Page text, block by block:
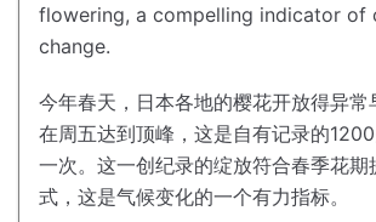
flowering, a compelling indicator of
change.
今年春天，日本各地的樱花开放得异常
在周五达到顶峰，这是自有记录的
一次。 这一创纪录的绽放符合春季花期
式，这是气候变化的一个有力指标。